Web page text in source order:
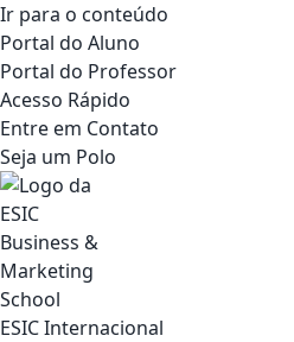
Ir para o conteúdo
Portal do Aluno
Portal do Professor
Acesso Rápido
Entre em Contato
Seja um Polo
ESIC Internacional